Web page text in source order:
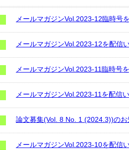
メールマガジンVol.2023-12臨時号
メールマガジンVol.2023-12を配信
メールマガジンVol.2023-11臨時号
メールマガジンVol.2023-11を配信
論文募集(Vol. 8 No. 1 (2024.3))のお
メールマガジンVol.2023-10を配信